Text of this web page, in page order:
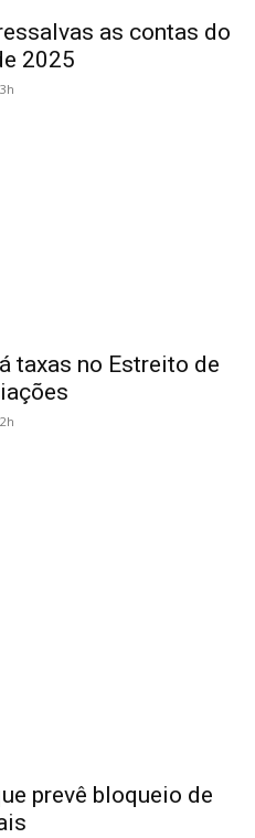
as contas do
2025
taxas no Estreito de
prevê bloqueio de